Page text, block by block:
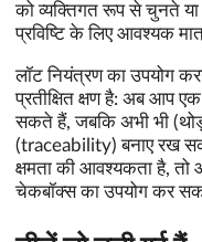
को व्यक्तिगत रूप से चुनते
प्रविष्टि के लिए आवश्यक
लॉट नियंत्रण का उपयोग
प्रतीक्षित क्षण है: अब आप
सकते हैं, जबकि अभी भी
(traceability) बनाए रख
क्षमता की आवश्यकता है,
चेकबॉक्स का उपयोग कर